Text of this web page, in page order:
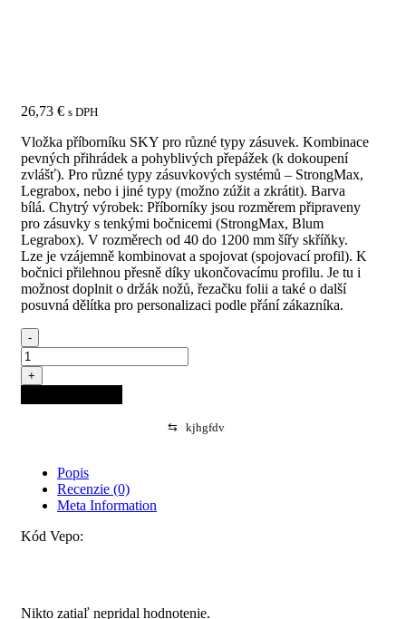
26,73 € s DPH
Vložka příborníku SKY pro různé typy zásuvek. Kombinace
pevných přihrádek a pohyblivých přepážek (k dokoupení
zvlášť). Pro různé typy zásuvkových systémů – StrongMax,
Legrabox, nebo i jiné typy (možno zúžit a zkrátit). Barva
bílá. Chytrý výrobek: Příborníky jsou rozměrem připraveny
pro zásuvky s tenkými bočnicemi (StrongMax, Blum
Legrabox). V rozměrech od 40 do 1200 mm šířy skříňky.
Lze je vzájemně kombinovat a spojovat (spojovací profil). K
bočnici přilehnou přesně díky ukončovacímu profilu. Je tu i
možnost doplnit o držák nožů, řezačku folii a také o další
posuvná dělítka pro personalizaci podle přání zákazníka.
-
množstvo
Příborník
SKY
500/80
mm)
+
⇆ kjhgfdv
Popis
Recenzie (0)
Meta Information
Kód Vepo:
Nikto zatiaľ nepridal hodnotenie.